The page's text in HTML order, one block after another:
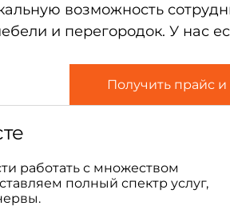
возможность
и перегородок. У нас
Получить прайс
работать с множеством
полный спектр услуг,